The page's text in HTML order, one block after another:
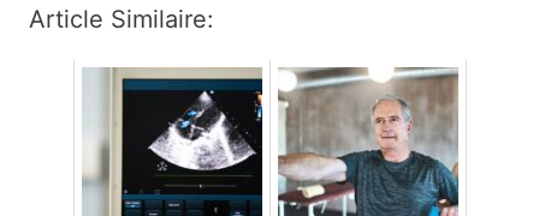
Article Similaire: